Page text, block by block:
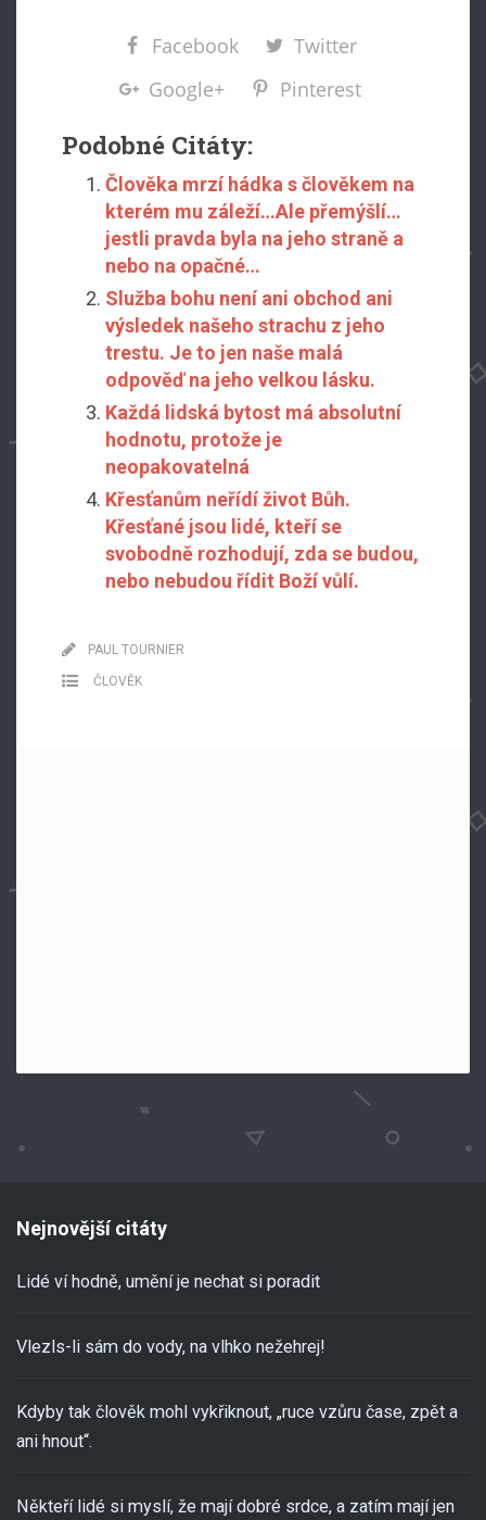
Facebook
Twitter
Google+
Pinterest
Podobné Citáty:
Člověka mrzí hádka s člověkem na
kterém mu záleží…Ale přemýšlí…
jestli pravda byla na jeho straně a
nebo na opačné…
Služba bohu není ani obchod ani
výsledek našeho strachu z jeho
trestu. Je to jen naše malá
odpověď na jeho velkou lásku.
Každá lidská bytost má absolutní
hodnotu, protože je
neopakovatelná
Křesťanům neřídí život Bůh.
Křesťané jsou lidé, kteří se
svobodně rozhodují, zda se budou,
nebo nebudou řídit Boží vůlí.
PAUL TOURNIER
ČLOVĚK
Nejnovější citáty
Lidé ví hodně, umění je nechat si poradit
Vlezls-li sám do vody, na vlhko nežehrej!
Kdyby tak člověk mohl vykřiknout, „ruce vzůru čase, zpět a
ani hnout“.
Někteří lidé si myslí, že mají dobré srdce, a zatím mají jen